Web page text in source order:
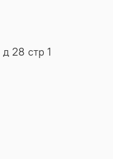
28 стр 1